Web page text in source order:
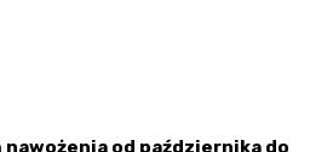
od października do